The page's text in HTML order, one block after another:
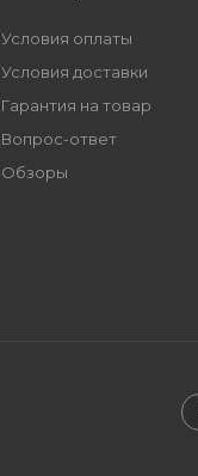
Условия оплаты
Условия доставки
Гарантия на товар
Вопрос-ответ
Обзоры